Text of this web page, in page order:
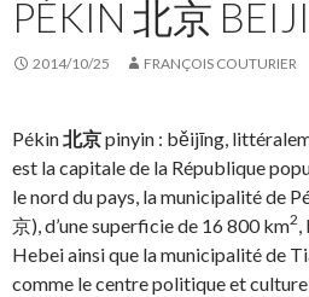
PÉKIN 北京
2014/10/25 FRANÇOIS COUTURIER
Pékin北京pinyin : běijīng,
est la capitale de la République
le nord du pays, la municipalité de
京), d’une superficie de 16 800 km2
Hebei ainsi que la municipalité de
comme le centre politique et